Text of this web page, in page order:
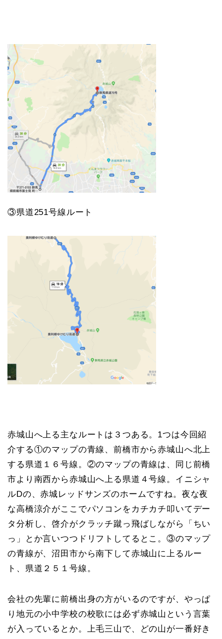
③県道251号線ルート
赤城山へ上る主なルートは３つある。1つは今回紹
介する①のマップの青線、前橋市から赤城山へ北上
する県道１６号線。②のマップの青線は、同じ前橋
市より南西から赤城山へ上る県道４号線。イニシャ
ルDの、赤城レッドサンズのホームですね。夜な夜
な高橋涼介がここでパソコンをカチカチ叩いてデー
タ分析し、啓介がクラッチ蹴っ飛ばしながら「ちい
っ」とか言いつつドリフトしてるとこ。③のマップ
の青線が、沼田市から南下して赤城山に上るルー
ト、県道２５１号線。
会社の先輩に前橋出身の方がいるのですが、やっぱ
り地元の小中学校の校歌には必ず赤城山という言葉
が入っているとか。上毛三山で、どの山が一番好き